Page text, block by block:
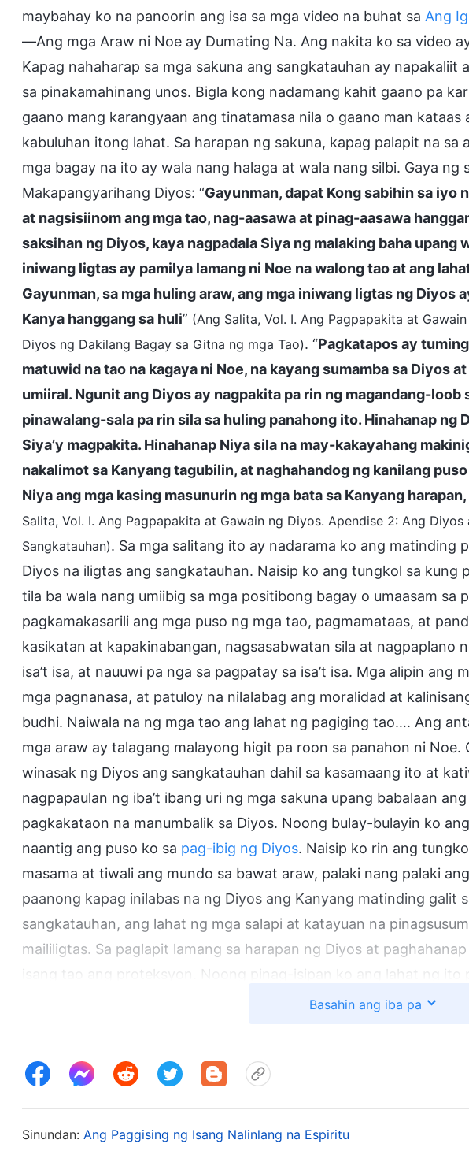
maybahay ko na panoorin ang isa sa mga video na buhat sa Ang
—Ang mga Araw ni Noe ay Dumating Na. Ang nakita ko sa video
Kapag nahaharap sa mga sakuna ang sangkatauhan ay napakaliit
sa pinakamahinang unos. Bigla kong nadamang kahit gaano pa
gaano mang karangyaan ang tinatamasa nila o gaano man kataas
kabuluhan itong lahat. Sa harapan ng sakuna, kapag palapit na sa
mga bagay na ito ay wala nang halaga at wala nang silbi. Gaya ng
Makapangyarihang Diyos: “Gayunman, dapat Kong sabihin sa iyo
at nagsisiinom ang mga tao, nag-aasawa at pinag-aasawa
saksihan ng Diyos, kaya nagpadala Siya ng malaking baha upang
iniwang ligtas ay pamilya lamang ni Noe na walong tao at ang
Gayunman, sa mga huling araw, ang mga iniwang ligtas ng Diyos
Kanya hanggang sa huli” (Ang Salita, Vol. I. Ang Pagpapakita at
Diyos ng Dakilang Bagay sa Gitna ng mga Tao). “Pagkatapos ay
matuwid na tao na kagaya ni Noe, na kayang sumamba sa Diyos
umiiral. Ngunit ang Diyos ay nagpakita pa rin ng magandang-loob
pinawalang-sala pa rin sila sa huling panahong ito. Hinahanap ng
Siya’y magpakita. Hinahanap Niya sila na may-kakayahang
nakalimot sa Kanyang tagubilin, at naghahandog ng kanilang
Niya ang mga kasing masunurin ng mga bata sa Kanyang
Salita, Vol. I. Ang Pagpapakita at Gawain ng Diyos. Apendise 2: Ang
Sangkatauhan). Sa mga salitang ito ay nadarama ko ang matinding
Diyos na iligtas ang sangkatauhan. Naisip ko ang tungkol sa kung
tila ba wala nang umiibig sa mga positibong bagay o umaasam sa
pagkamakasarili ang mga puso ng mga tao, pagmamataas, at
kasikatan at kapakinabangan, nagsasabwatan sila at nagpaplano
isa’t isa, at nauuwi pa nga sa pagpatay sa isa’t isa. Mga alipin ang
mga pagnanasa, at patuloy na nilalabag ang moralidad at
budhi. Naiwala na ng mga tao ang lahat ng pagiging tao…. Ang
mga araw ay talagang malayong higit pa roon sa panahon ni Noe.
winasak ng Diyos ang sangkatauhan dahil sa kasamaang ito at
nagpapaulan ng iba’t ibang uri ng mga sakuna upang babalaan
pagkakataon na manumbalik sa Diyos. Noong bulay-bulayin ko
naantig ang puso ko sa pag-ibig ng Diyos. Naisip ko rin ang
masama at tiwali ang mundo sa bawat araw, palaki nang palaki
paanong kapag inilabas na ng Diyos ang Kanyang matinding galit
sangkatauhan, ang lahat ng mga salapi at katayuan na
maililigtas. Sa paglapit lamang sa harapan ng Diyos at
isang tao ang proteksyon. Noong pinag-isipan ko ang lahat ng ito
panaginip—sinabi sa akin ng intuwisyon ko na dapat akong
ng laman, iyon ay magiging isang panghabambuhay na pagsisisi!
Hindi katagalan matapos kong makamtan ang aking
Basahin ang iba pa
Sinundan: Ang Paggising ng Isang Nalinlang na Espiritu